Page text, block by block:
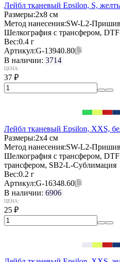
Лейбл тканевый Epsilon, S,
Размеры:2х8 см
Метод нанесения:SW-L2-
Шелкография с трансфером,
Вес:0.4 г
Артикул:G-13940.80
В наличии: 3714
ЦЕНА:
37 ₽
Лейбл тканевый Epsilon, XXS,
Размеры:2х4 см
Метод нанесения:SW-L2-
Шелкография с трансфером,
трансфером, SB2-L-Сублимация
Вес:0.2 г
Артикул:G-16348.60
В наличии: 6906
ЦЕНА:
25 ₽